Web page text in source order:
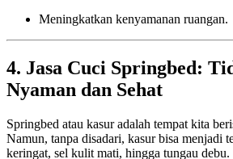
Meningkatkan kenyamanan ruangan.
4. Jasa Cuci Springbed:
Nyaman dan Sehat
Springbed atau kasur adalah tempat kita
Namun, tanpa disadari, kasur bisa menjadi
keringat, sel kulit mati, hingga tungau